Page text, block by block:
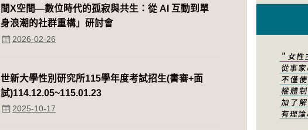
間Χ空間—數位時代的孤寂與共生：從 AI 互動到單
身浪潮的社群重構」研討會
2026-02-26
世新大學性別研究所115學年度考試招生(書審+面
試)114.12.05~115.01.23
2025-10-17